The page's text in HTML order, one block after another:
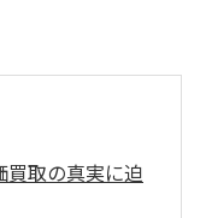
買取の真実に迫